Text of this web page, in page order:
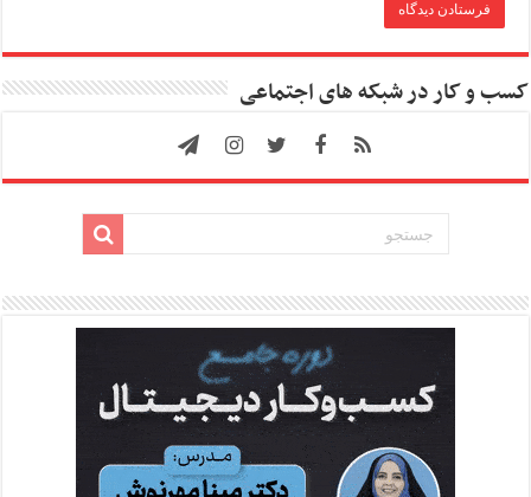
کسب و کار در شبکه های اجتماعی